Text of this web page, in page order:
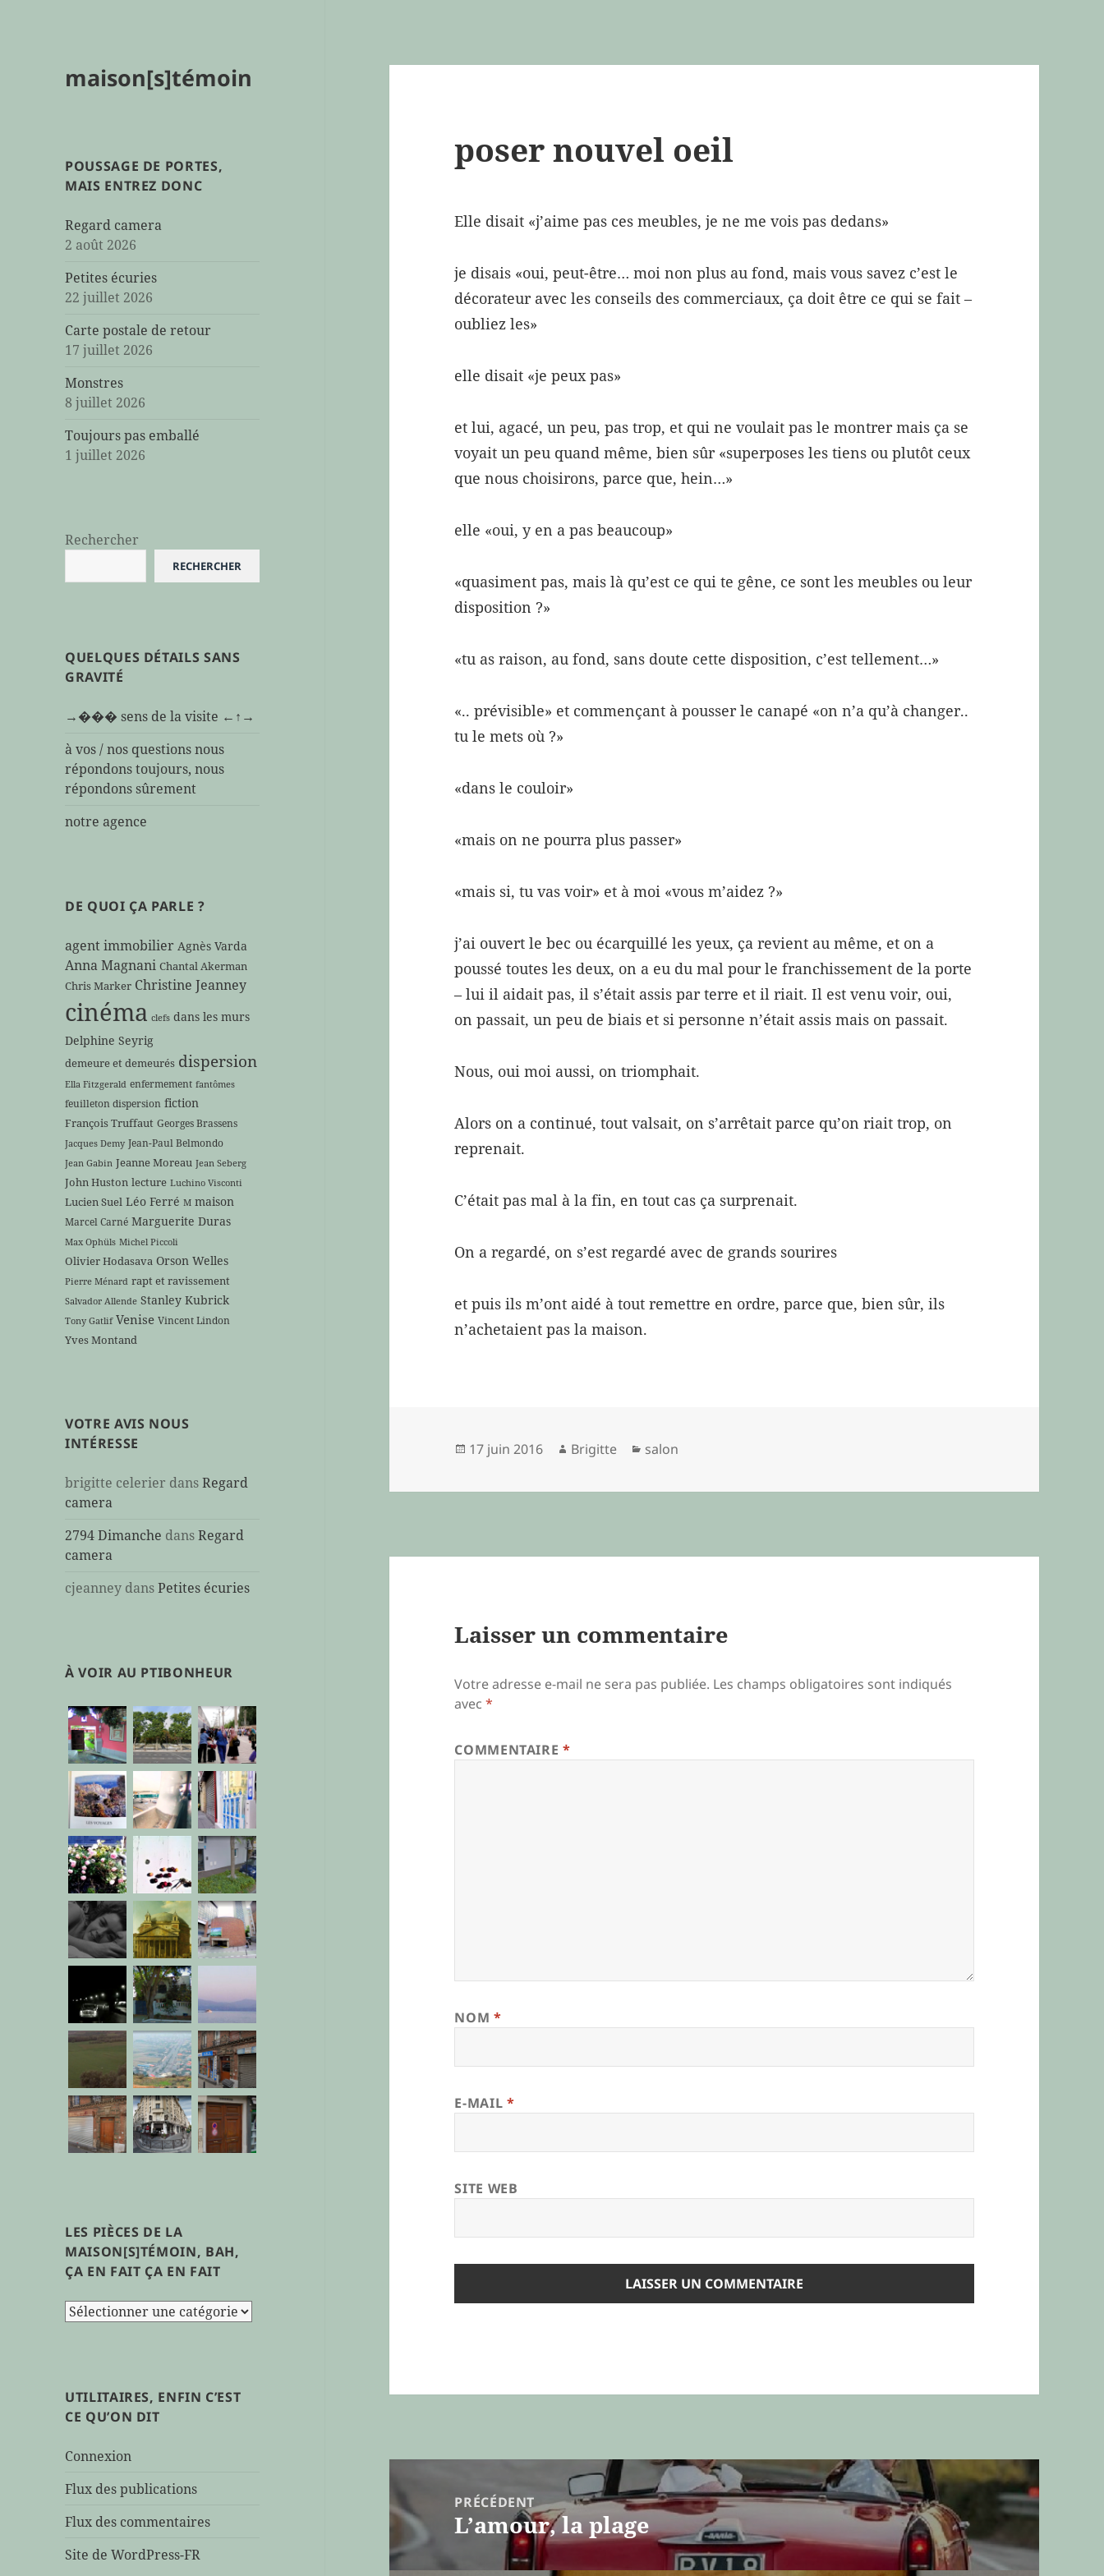
maison[s]témoin
POUSSAGE DE PORTES,
MAIS ENTREZ DONC
Regard camera
2 août 2026
Petites écuries
22 juillet 2026
Carte postale de retour
17 juillet 2026
Monstres
8 juillet 2026
Toujours pas emballé
1 juillet 2026
Rechercher
RECHERCHER
QUELQUES DÉTAILS SANS
GRAVITÉ
→��� sens de la visite ←↑→
à vos / nos questions nous
répondons toujours, nous
répondons sûrement
notre agence
DE QUOI ÇA PARLE ?
agent immobilier Agnès Varda
Anna Magnani Chantal Akerman
Chris Marker Christine Jeanney
cinéma clefs dans les murs
Delphine Seyrig
demeure et demeurés dispersion
Ella Fitzgerald enfermement fantômes
feuilleton dispersion fiction
François Truffaut Georges Brassens
Jacques Demy Jean-Paul Belmondo
Jean Gabin Jeanne Moreau Jean Seberg
John Huston lecture Luchino Visconti
Lucien Suel Léo Ferré M maison
Marcel Carné Marguerite Duras
Max Ophüls Michel Piccoli
Olivier Hodasava Orson Welles
Pierre Ménard rapt et ravissement
Salvador Allende Stanley Kubrick
Tony Gatlif Venise Vincent Lindon
Yves Montand
VOTRE AVIS NOUS
INTÉRESSE
brigitte celerier dansRegard
camera
2794 Dimanche dansRegard
camera
cjeanney dansPetites écuries
À VOIR AU PTIBONHEUR
LES PIÈCES DE LA
MAISON[S]TÉMOIN, BAH,
ÇA EN FAIT ÇA EN FAIT
les
maison[s]témoin,
bah,
en
ça
fait
UTILITAIRES, ENFIN C’EST
CE QU’ON DIT
Connexion
Flux des publications
Flux des commentaires
Site de WordPress-FR
poser nouvel oeil
Elle disait «j’aime pas ces meubles, je ne me vois pas dedans»
je disais «oui, peut-être… moi non plus au fond, mais vous savez c’est le
décorateur avec les conseils des commerciaux, ça doit être ce qui se fait –
oubliez les»
elle disait «je peux pas»
et lui, agacé, un peu, pas trop, et qui ne voulait pas le montrer mais ça se
voyait un peu quand même, bien sûr «superposes les tiens ou plutôt ceux
que nous choisirons, parce que, hein…»
elle «oui, y en a pas beaucoup»
«quasiment pas, mais là qu’est ce qui te gêne, ce sont les meubles ou leur
disposition ?»
«tu as raison, au fond, sans doute cette disposition, c’est tellement…»
«.. prévisible» et commençant à pousser le canapé «on n’a qu’à changer..
tu le mets où ?»
«dans le couloir»
«mais on ne pourra plus passer»
«mais si, tu vas voir» et à moi «vous m’aidez ?»
j’ai ouvert le bec ou écarquillé les yeux, ça revient au même, et on a
poussé toutes les deux, on a eu du mal pour le franchissement de la porte
– lui il aidait pas, il s’était assis par terre et il riait. Il est venu voir, oui,
on passait, un peu de biais et si personne n’était assis mais on passait.
Nous, oui moi aussi, on triomphait.
Alors on a continué, tout valsait, on s’arrêtait parce qu’on riait trop, on
reprenait.
C’était pas mal à la fin, en tout cas ça surprenait.
On a regardé, on s’est regardé avec de grands sourires
et puis ils m’ont aidé à tout remettre en ordre, parce que, bien sûr, ils
n’achetaient pas la maison.
Publié
17 juin 2016 Auteur
Brigitte Catégories
salon
Laisser un commentaire
Votre adresse e-mail ne sera pas publiée. Les champs obligatoires sont indiqués
avec*
COMMENTAIRE*
NOM *
E-MAIL *
SITE WEB
de
l’article
PRÉCÉDENT
Article
précédent :
L’amour, la plage